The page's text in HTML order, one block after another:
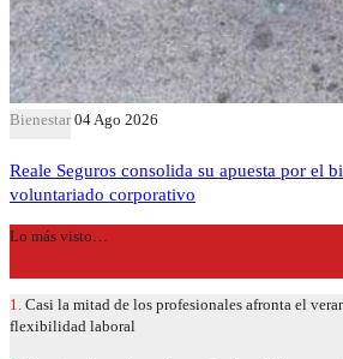
Bienestar 04 Ago 2026
Reale Seguros consolida su apuesta por el
voluntariado corporativo
Lo más visto…
1. Casi la mitad de los profesionales afronta el
flexibilidad laboral